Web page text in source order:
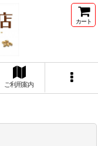
カート
ご利用案内